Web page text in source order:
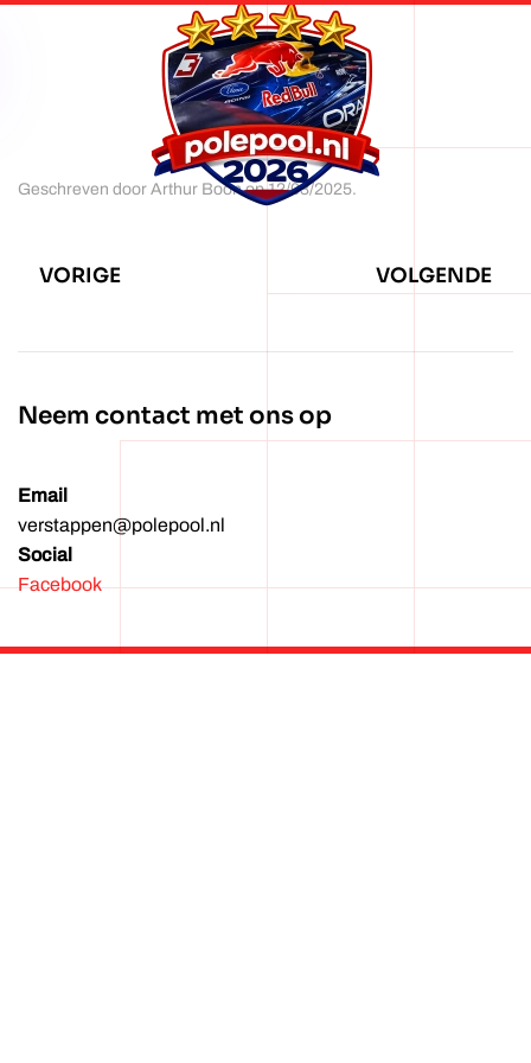
inhoud
Geschreven door Arthur Boonop12/03/2025.
VORIGE VOLGENDE
Neem contact met ons op
Email
verstappen@polepool.nl
Social
Facebook